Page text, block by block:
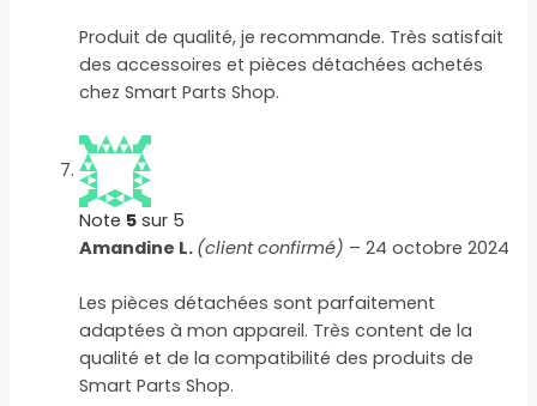
Produit de qualité, je recommande. Très satisfait
des accessoires et pièces détachées achetés
chez Smart Parts Shop.
Note 5 sur 5
Amandine L. (client confirmé) – 24 octobre 2024
Les pièces détachées sont parfaitement
adaptées à mon appareil. Très content de la
qualité et de la compatibilité des produits de
Smart Parts Shop.